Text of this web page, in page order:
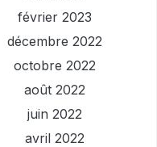
février 2023
décembre 2022
octobre 2022
août 2022
juin 2022
avril 2022